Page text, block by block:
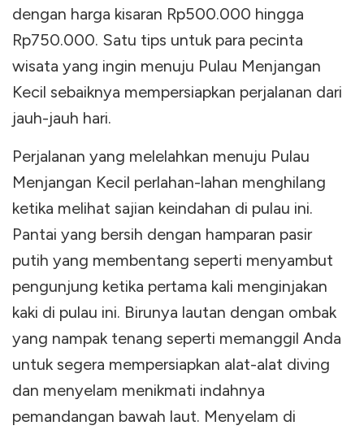
dengan harga kisaran Rp500.000 hingga
Rp750.000. Satu tips untuk para pecinta
wisata yang ingin menuju Pulau Menjangan
Kecil sebaiknya mempersiapkan perjalanan dari
jauh-jauh hari.
Perjalanan yang melelahkan menuju Pulau
Menjangan Kecil perlahan-lahan menghilang
ketika melihat sajian keindahan di pulau ini.
Pantai yang bersih dengan hamparan pasir
putih yang membentang seperti menyambut
pengunjung ketika pertama kali menginjakan
kaki di pulau ini. Birunya lautan dengan ombak
yang nampak tenang seperti memanggil Anda
untuk segera mempersiapkan alat-alat diving
dan menyelam menikmati indahnya
pemandangan bawah laut. Menyelam di